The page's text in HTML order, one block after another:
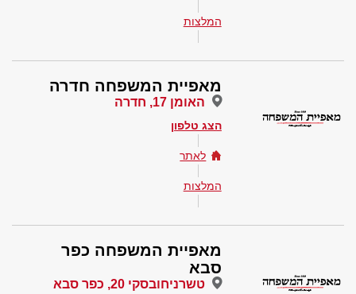
המלצות
מאפיית המשפחה חדרה
האומן 17, חדרה
הצג טלפון
לאתר
המלצות
מאפיית המשפחה כפר
סבא
טשרניחובסקי 20, כפר סבא